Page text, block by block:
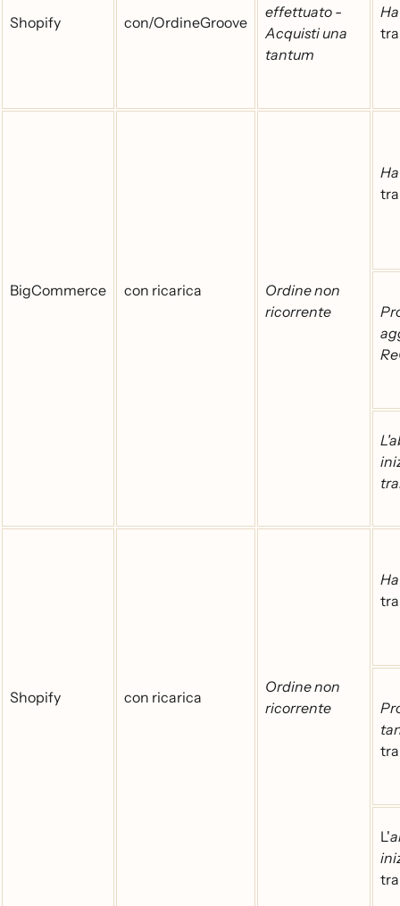
Shopify con/OrdineGroove
effettuato -
Acquisti una
tantum
BigCommerce con ricarica
Ordine non
ricorrente
Shopify con ricarica
Ordine non
ricorrente
L'